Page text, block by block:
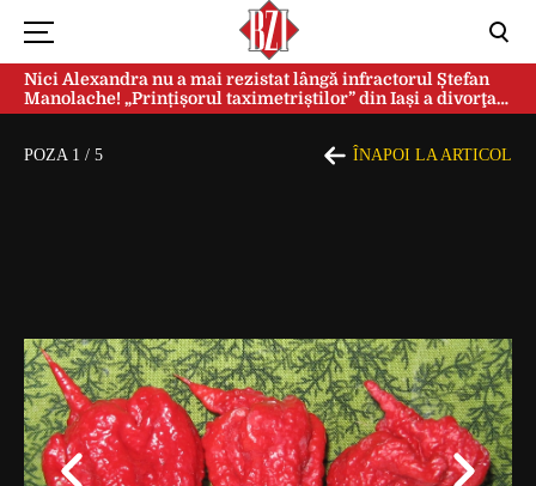
Nici Alexandra nu a mai rezistat lângă infractorul Ștefan
Manolache! „Prințișorul taximetriștilor” din Iași a divorţat
după doi ani de căsnicie
POZA 1 / 5 ÎNAPOI LA ARTICOL